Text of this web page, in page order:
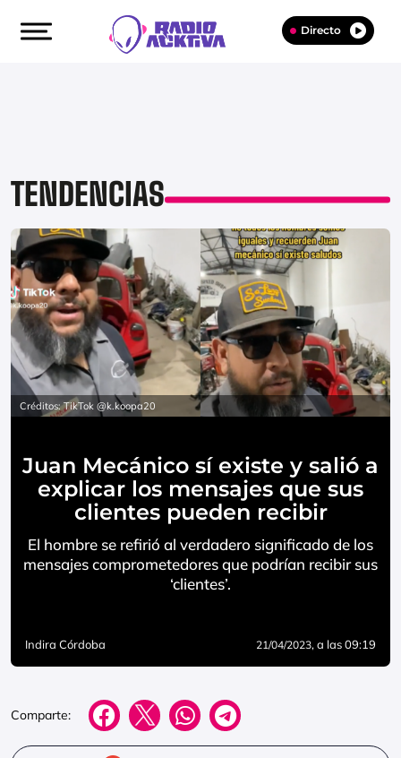
Directo
TENDENCIAS
Créditos: TikTok @k.koopa20
Juan Mecánico sí existe y salió a
explicar los mensajes que sus
clientes pueden recibir
El hombre se refirió al verdadero significado de los
mensajes comprometedores que podrían recibir sus
‘clientes’.
Indira Córdoba 21/04/2023, a las 09:19
Comparte: